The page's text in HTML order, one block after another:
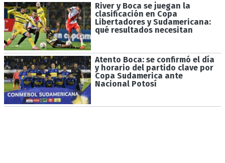
River y Boca se juegan la
clasificación en Copa
Libertadores y Sudamericana:
qué resultados necesitan
Atento Boca: se confirmó el día
y horario del partido clave por
Copa Sudamerica ante
Nacional Potosí